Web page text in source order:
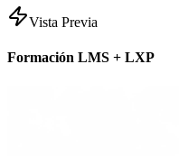
Vista Previa
Formación LMS + LXP